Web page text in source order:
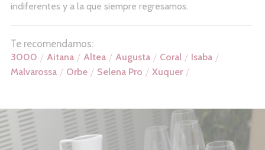
indiferentes y a la que siempre regresamos.
Te recomendamos:
3000 Aitana Altea Augusta Coral
Isaba
Malvarossa
Orbe Selena Pro Xuquer